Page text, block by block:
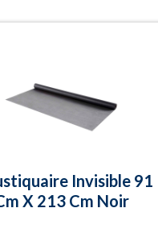
Invisible 91
X 213 Cm Noir